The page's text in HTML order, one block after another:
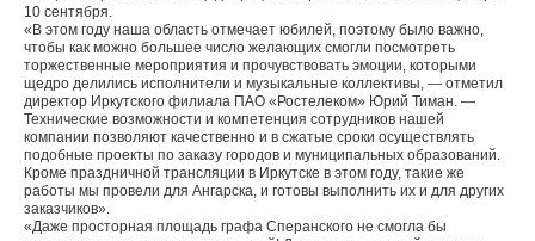
10 сентября.
«В этом году наша область отмечает юбилей, поэтому было важно,
чтобы как можно большее число желающих смогли посмотреть
торжественные мероприятия и прочувствовать эмоции, которыми
щедро делились исполнители и музыкальные коллективы, — отметил
директор Иркутского филиала ПАО «Ростелеком» Юрий Тиман. —
Технические возможности и компетенция сотрудников нашей
компании позволяют качественно и в сжатые сроки осуществлять
подобные проекты по заказу городов и муниципальных образований.
Кроме праздничной трансляции в Иркутске в этом году, такие же
работы мы провели для Ангарска, и готовы выполнить их и для других
заказчиков».
«Даже просторная площадь графа Сперанского не смогла бы